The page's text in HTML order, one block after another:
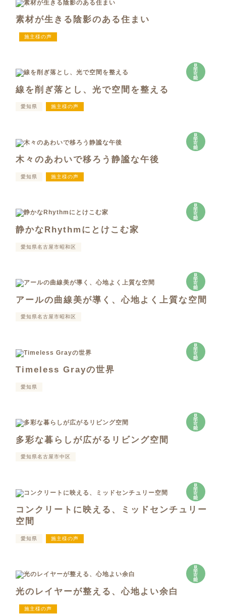
素材が生きる陰影のある住まい
施主様の声
見
学
可
能
線を削ぎ落とし、光で空間を整える
愛知県 施主様の声
見
学
可
能
木々のあわいで移ろう静謐な午後
愛知県 施主様の声
見
学
可
能
静かなRhythmにとけこむ家
愛知県名古屋市昭和区
見
学
可
能
アールの曲線美が導く、心地よく上質な空間
愛知県名古屋市昭和区
見
学
可
能
Timeless Grayの世界
愛知県
見
学
可
能
多彩な暮らしが広がるリビング空間
愛知県名古屋市中区
見
学
可
能
コンクリートに映える、ミッドセンチュリー
空間
愛知県 施主様の声
見
学
可
能
光のレイヤーが整える、心地よい余白
施主様の声